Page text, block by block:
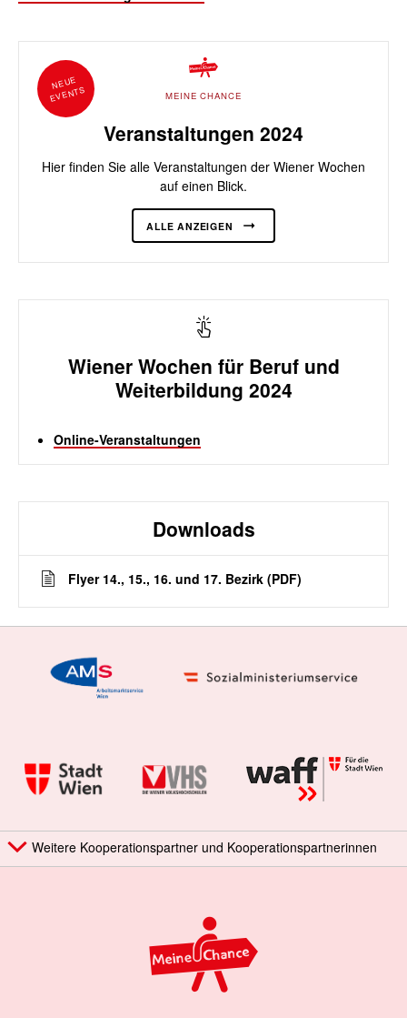
MEINE CHANCE
Veranstaltungen 2024
Hier finden Sie alle Veranstaltungen der Wiener Wochen
auf einen Blick.
ALLE ANZEIGEN
NEUE
EVENTS
Wiener Wochen für Beruf und
Weiterbildung 2024
Online-Veranstaltungen
Downloads
Flyer 14., 15., 16. und 17. Bezirk (PDF)
Weitere Kooperationspartner und Kooperationspartnerinnen